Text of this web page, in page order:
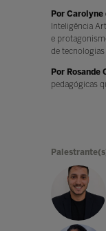
Por Carolyne
Inteligência
e
de
Por Rosande
pedagógicas